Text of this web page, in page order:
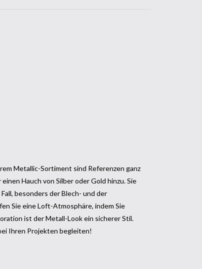
Metallic-Sortiment sind Referenzen ganz
Hauch von Silber oder Gold hinzu. Sie
besonders der Blech- und der
Sie eine Loft-Atmosphäre, indem Sie
ist der Metall-Look ein sicherer Stil.
Ihren Projekten begleiten!